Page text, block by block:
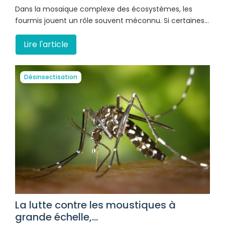
Dans la mosaïque complexe des écosystèmes, les
fourmis jouent un rôle souvent méconnu. Si certaines…
Lire l'article
Désinsectisation
La lutte contre les moustiques à
grande échelle,...